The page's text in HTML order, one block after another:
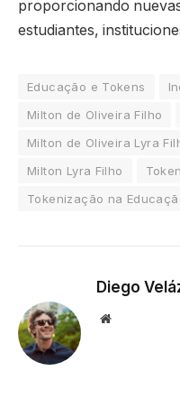
proporcionando
estudiantes,
Educação e Tokens
Milton de Oliveira Filho
Milton de Oliveira Lyra
Milton Lyra Filho
Tokenização na
Diego
Website